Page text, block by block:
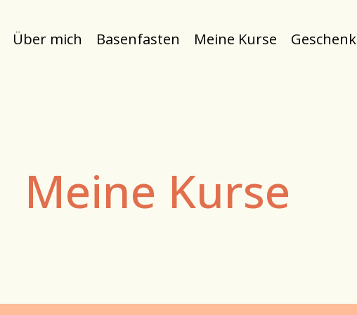
Über mich Basenfasten Meine Kurse Geschenk
Meine Kurse